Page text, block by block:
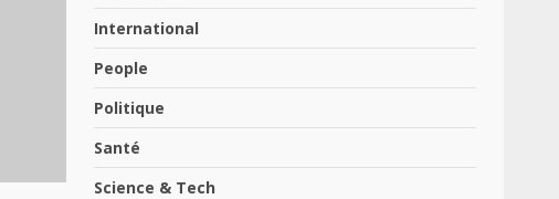
International
People
Politique
Santé
Science & Tech